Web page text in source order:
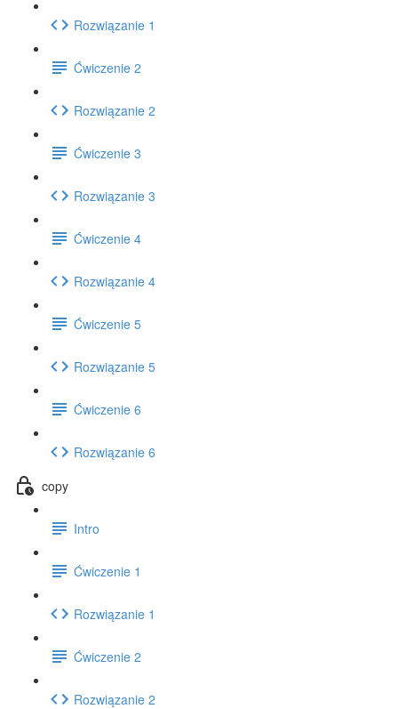
Rozwiązanie 1
Ćwiczenie 2
Rozwiązanie 2
Ćwiczenie 3
Rozwiązanie 3
Ćwiczenie 4
Rozwiązanie 4
Ćwiczenie 5
Rozwiązanie 5
Ćwiczenie 6
Rozwiązanie 6
copy
Intro
Ćwiczenie 1
Rozwiązanie 1
Ćwiczenie 2
Rozwiązanie 2